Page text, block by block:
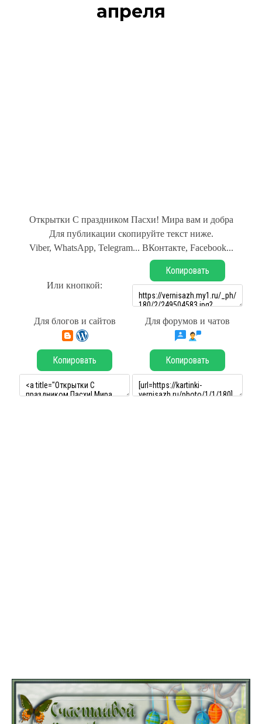
апреля
Открытки С праздником Пасхи! Мира вам и добра
Для публикации скопируйте текст ниже.
Viber, WhatsApp, Telegram... ВКонтакте, Facebook...
Или кнопкой:
Копировать
Для блогов и сайтов Для форумов и чатов
Копировать Копировать